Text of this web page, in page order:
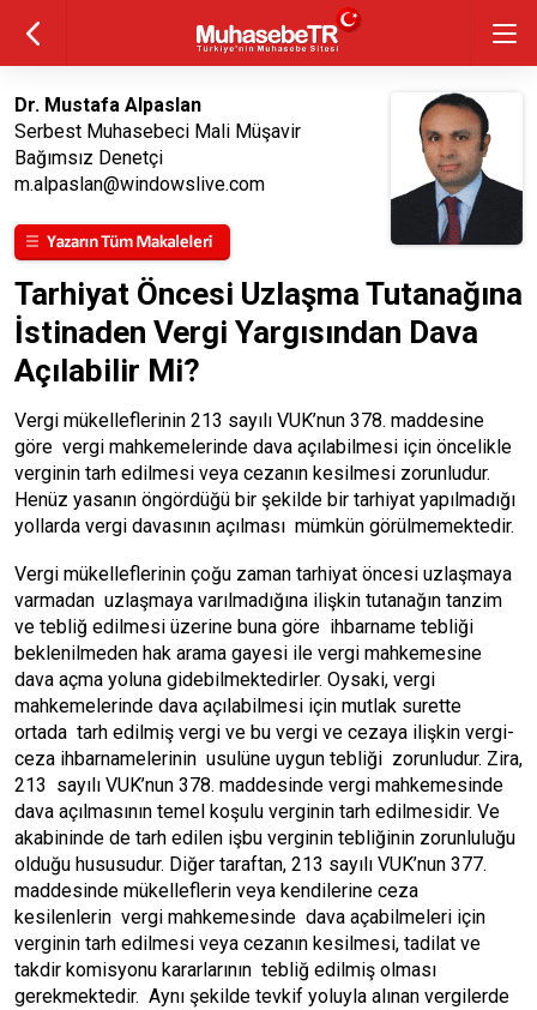
Dr. Mustafa Alpaslan
Serbest Muhasebeci Mali Müşavir
Bağımsız Denetçi
m.alpaslan@windowslive.com
Tarhiyat Öncesi Uzlaşma Tutanağına
İstinaden Vergi Yargısından Dava
Açılabilir Mi?
Vergi mükelleflerinin 213 sayılı VUK’nun 378. maddesine
göre vergi mahkemelerinde dava açılabilmesi için öncelikle
verginin tarh edilmesi veya cezanın kesilmesi zorunludur.
Henüz yasanın öngördüğü bir şekilde bir tarhiyat yapılmadığı
yollarda vergi davasının açılması mümkün görülmemektedir.
Vergi mükelleflerinin çoğu zaman tarhiyat öncesi uzlaşmaya
varmadan uzlaşmaya varılmadığına ilişkin tutanağın tanzim
ve tebliğ edilmesi üzerine buna göre ihbarname tebliği
beklenilmeden hak arama gayesi ile vergi mahkemesine
dava açma yoluna gidebilmektedirler. Oysaki, vergi
mahkemelerinde dava açılabilmesi için mutlak surette
ortada tarh edilmiş vergi ve bu vergi ve cezaya ilişkin vergi-
ceza ihbarnamelerinin usulüne uygun tebliği zorunludur. Zira,
213 sayılı VUK’nun 378. maddesinde vergi mahkemesinde
dava açılmasının temel koşulu verginin tarh edilmesidir. Ve
akabininde de tarh edilen işbu verginin tebliğinin zorunluluğu
olduğu hususudur. Diğer taraftan, 213 sayılı VUK’nun 377.
maddesinde mükelleflerin veya kendilerine ceza
kesilenlerin vergi mahkemesinde dava açabilmeleri için
verginin tarh edilmesi veya cezanın kesilmesi, tadilat ve
takdir komisyonu kararlarının tebliğ edilmiş olması
gerekmektedir. Aynı şekilde tevkif yoluyla alınan vergilerde